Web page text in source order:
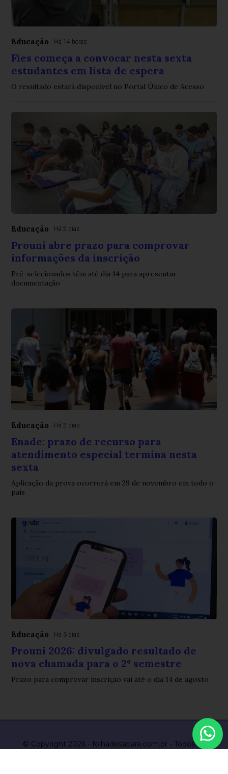
Educação Há 14 horas
Fies começa a convocar nesta sexta
estudantes em lista de espera
O resultado estará disponível no Portal Único de Acesso
Educação Há 2 dias
Prouni abre prazo para comprovar
informações da inscrição
Pré-selecionados têm até dia 14 para apresentar
documentação
Educação Há 2 dias
Enade: prazo de recurso para
atendimento especial termina nesta
sexta
Aplicação da prova ocorrerá em 29 de novembro em todo o
país
Educação Há 3 dias
Prouni 2026: divulgado resultado de
nova chamada para o 2º semestre
Prazo para comprovar inscrição vai até o dia 14 de agosto
© Copyright 2026 - folhadesabara.com.br - Todos os